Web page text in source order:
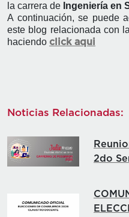
la carrera de Ingeniería en
A continuación, se puede
este blog relacionada con
haciendo click aqui
Noticias Relacionadas:
2do